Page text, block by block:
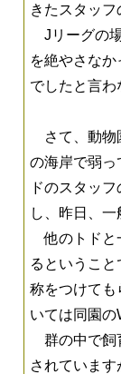
きたスタッフ
Jリーグの
を絶やさな
でしたと言わ
さて、動物
の海岸で弱
ドのスタッ
し、昨日、一
他のトドと
るというこ
称をつけても
いては同園の
群の中で飼
されていま